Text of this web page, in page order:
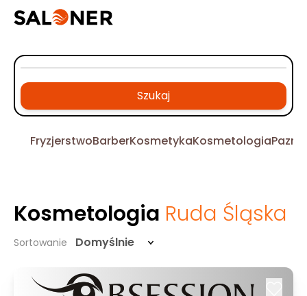
Szukaj
FryzjerstwoBarberKosmetykaKosmetologia
Kosmetologia Ruda Śląska
Sortowanie Domyślnie